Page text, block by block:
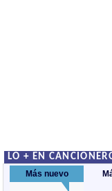
LO + EN
Más nuevo